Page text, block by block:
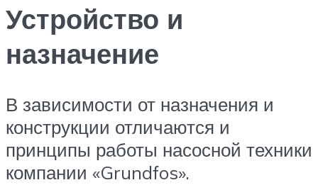
Устройство и
назначение
В зависимости от назначения и
конструкции отличаются и
принципы работы насосной техники
компании «Grundfos».